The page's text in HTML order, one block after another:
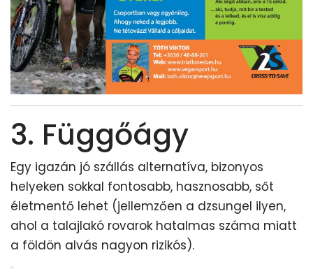
3. Függőágy
Egy igazán jó szállás alternatíva, bizonyos
helyeken sokkal fontosabb, hasznosabb, sőt
életmentő lehet (jellemzően a dzsungel ilyen,
ahol a talajlakó rovarok hatalmas száma miatt
a földön alvás nagyon rizikós).